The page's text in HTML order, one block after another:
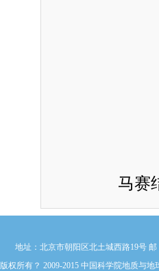
马赛
地址：北京市朝阳区北土城西路19号 邮
版权所有？ 2009-2015 中国科学院地质与